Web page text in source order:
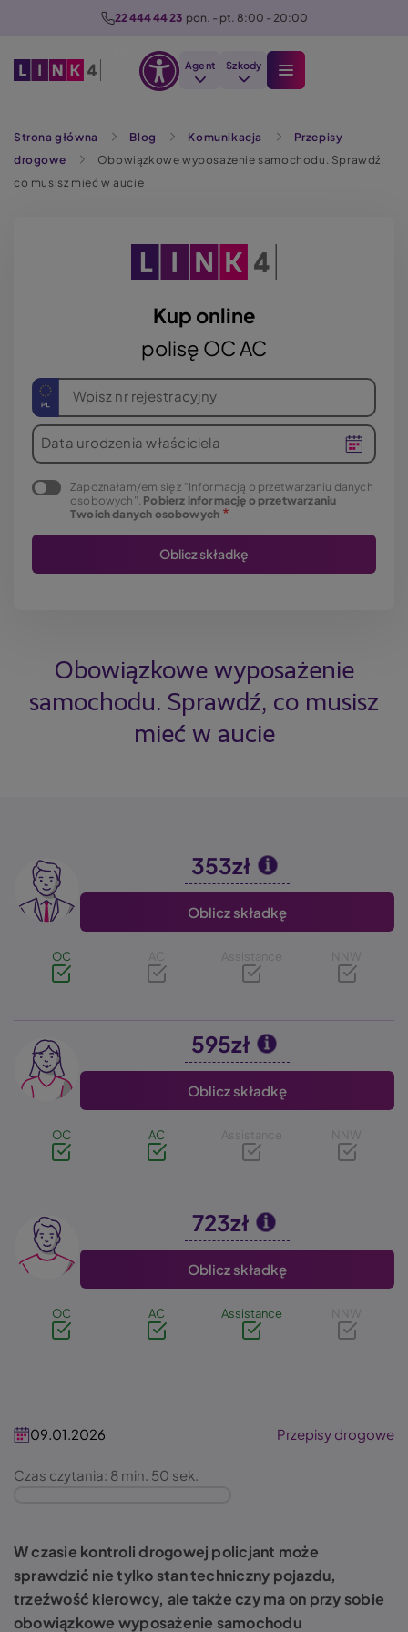
22 444 44 23 pon. - pt. 8:00 - 20:00
Agent Szkody
Strona główna Blog Komunikacja
Przepisy
drogowe
Obowiązkowe wyposażenie samochodu. Sprawdź,
co musisz mieć w aucie
Kup online
polisę OC AC
Wpisz nr rejestracyjny
Data urodzenia właściciela
Zapoznałam/em się z "Informacją o przetwarzaniu danych
osobowych". Pobierz informację o przetwarzaniu
Twoich danych osobowych
Obowiązkowe wyposażenie
samochodu. Sprawdź, co musisz
mieć w aucie
Image 353zł
Oblicz składkę
OC AC Assistance NNW
Image 595zł
Oblicz składkę
OC AC Assistance NNW
Image 723zł
Oblicz składkę
OC AC Assistance NNW
09.01.2026 Przepisy drogowe
Czas czytania: 8 min. 50 sek.
W czasie kontroli drogowej policjant może
sprawdzić nie tylko stan techniczny pojazdu,
trzeźwość kierowcy, ale także czy ma on przy sobie
obowiązkowe wyposażenie samochodu